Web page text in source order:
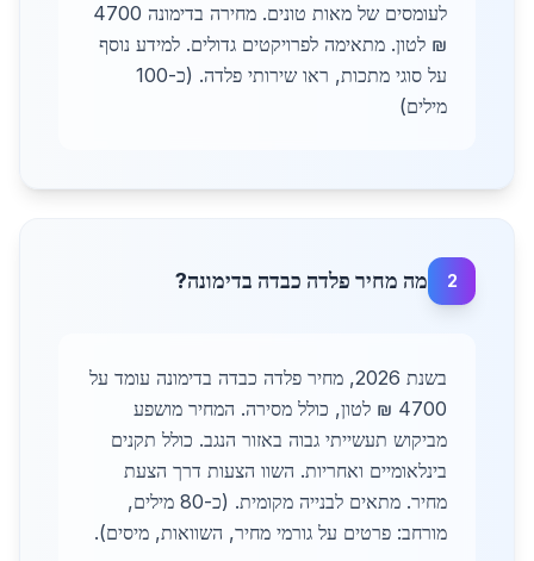
לעומסים של מאות טונים. מחירה בדימונה 4700
₪ לטון. מתאימה לפרויקטים גדולים. למידע נוסף
על סוגי מתכות, ראו שירותי פלדה. (כ-100
מילים)
2 מה מחיר פלדה כבדה בדימונה?
בשנת 2026, מחיר פלדה כבדה בדימונה עומד על
4700 ₪ לטון, כולל מסירה. המחיר מושפע
מביקוש תעשייתי גבוה באזור הנגב. כולל תקנים
בינלאומיים ואחריות. השוו הצעות דרך הצעת
מחיר. מתאים לבנייה מקומית. (כ-80 מילים,
מורחב: פרטים על גורמי מחיר, השוואות, מיסים).